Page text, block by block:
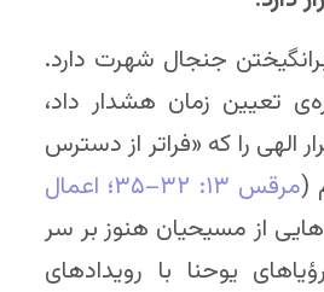
جنجال شهرت دارد.
تعیین زمان هشدار داد،
الهی را که «فراتر از دسترس
(مرقس ۱۳: ۳۲–۳۵
؛ اعمال
از مسیحیان هنوز بر سر
یوحنا با رویدادهای